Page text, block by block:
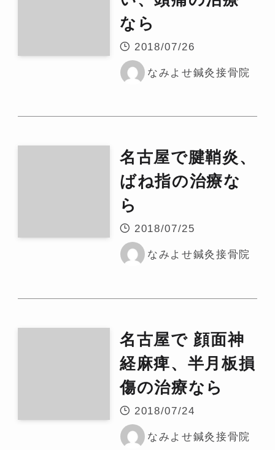
なら
2018/07/26
なみよせ鍼灸接骨院
名古屋で腱鞘炎、
ばね指の治療な
ら
2018/07/25
なみよせ鍼灸接骨院
名古屋で 顔面神
経麻痺、半月板損
傷の治療なら
2018/07/24
なみよせ鍼灸接骨院